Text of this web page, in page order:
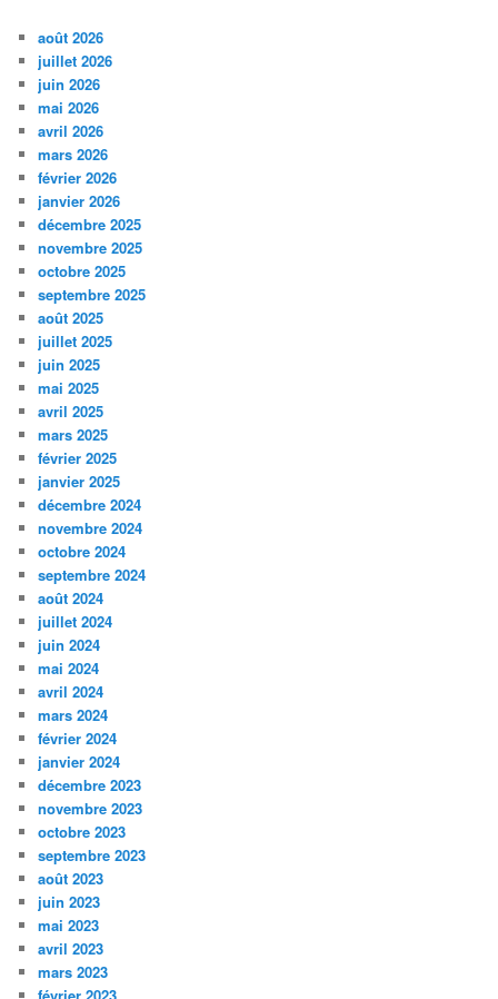
août 2026
juillet 2026
juin 2026
mai 2026
avril 2026
mars 2026
février 2026
janvier 2026
décembre 2025
novembre 2025
octobre 2025
septembre 2025
août 2025
juillet 2025
juin 2025
mai 2025
avril 2025
mars 2025
février 2025
janvier 2025
décembre 2024
novembre 2024
octobre 2024
septembre 2024
août 2024
juillet 2024
juin 2024
mai 2024
avril 2024
mars 2024
février 2024
janvier 2024
décembre 2023
novembre 2023
octobre 2023
septembre 2023
août 2023
juin 2023
mai 2023
avril 2023
mars 2023